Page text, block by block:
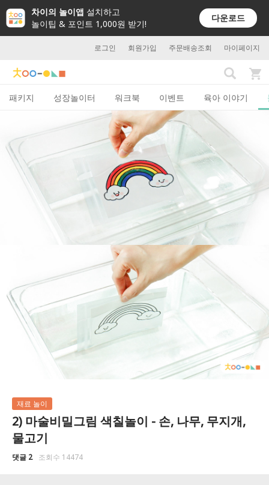
차이의 놀이앱 설치하고
놀이팁 & 포인트 1,000원 받기!
다운로드
로그인 회원가입 주문배송조회 마이페이지
패키지 성장놀이터 워크북 이벤트 육아 이야기
재료 놀이
2) 마술비밀그림 색칠놀이 - 손, 나무, 무지개,
물고기
댓글 2 조회수 14474